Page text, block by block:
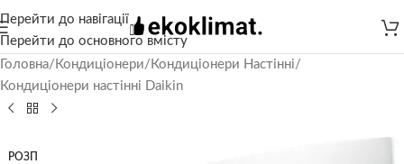
Перейти до навігації
Перейти до основного вмісту
Головна/ Кондиціонери/ Кондиціонери Настінні/
Кондиціонери настінні Daikin
РОЗП